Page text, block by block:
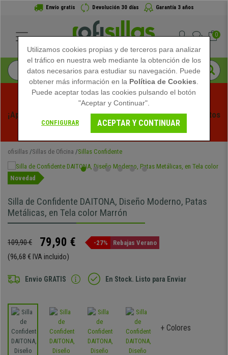
Envío gratis Devolución 30 días Garantía 3 años
0
¡Aprovecha las Rebajas de Verano en Ofisillas! Descuentos
Exclusivos por Tiempo Limitado - Ver Promo
ofisillas Sillas de Oficina Sillas Confidente
Novedad
Silla de Confidente DAITONA, Diseño Moderno, Patas
Metálicas, en Tela color Marrón
109,90 € 79,90 € -27% Rebajas Verano
(96,68 € IVA incluido)
Envio GRATIS En Stock. Listo para Enviar
+ Colores
Utilizamos cookies propias y de terceros para analizar
el tráfico en nuestra web mediante la obtención de los
datos necesarios para estudiar su navegación. Puede
obtener más información en la Política de Cookies
Puede aceptar todas las cookies pulsando el botón
"Aceptar y Continuar".
CONFIGURAR ACEPTAR Y CONTINUAR